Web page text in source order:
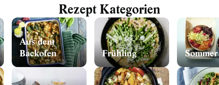
Rezept Kategorien
Aus dem
Backofen
Frühling Sommer